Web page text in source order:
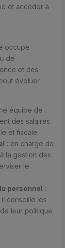
et accéder à
occupe
de
et des
évoluer
équipe de
des salaires
et fiscale.
: en charge de
la gestion des
le
personnel :
conseille les
leur politique